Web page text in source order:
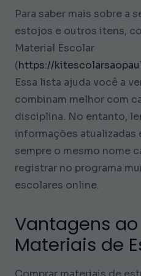
Para saber mais sobre a
estojos e outros itens,
Material Escolar
(https://
Essa lista ajuda você a
combinam melhor com
disciplina. No entanto,
informações atualizadas
sempre o mesmo nome
registrar no programa
escolares online.
Vantagens
Materiais de